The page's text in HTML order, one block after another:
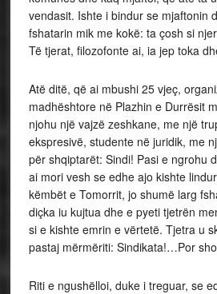
vendasit. Ishte i bindur se mjaftonin
fshatarin mik me kokë: ta çosh si
Të tjerat, filozofonte ai, ia jep toka
Atë ditë, që ai mbushi 25 vjeç,
madhështore në Plazhin e Durrësit
njohu një vajzë zeshkane, me një
ekspresivë, studente në juridik, me
për shqiptarët: Sindi! Pasi e ngrohu
ai mori vesh se edhe ajo kishte
këmbët e Tomorrit, jo shumë larg
diçka iu kujtua dhe e pyeti tjetrën
si e kishte emrin e vërtetë. Tjetra u
pastaj mërmëriti: Sindikata!…Por
Riti e ngushëlloi, duke i treguar, se